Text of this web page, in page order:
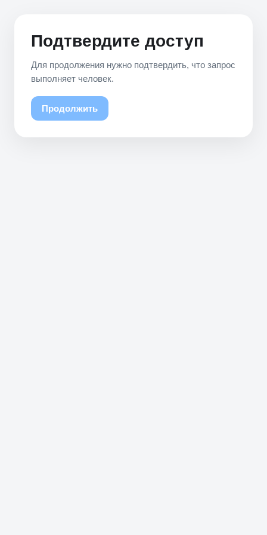
Подтвердите доступ
Для продолжения нужно подтвердить, что запрос
выполняет человек.
Продолжить